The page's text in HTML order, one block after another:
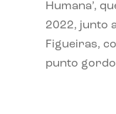
Humana’,
2022, junto
Figueiras,
punto